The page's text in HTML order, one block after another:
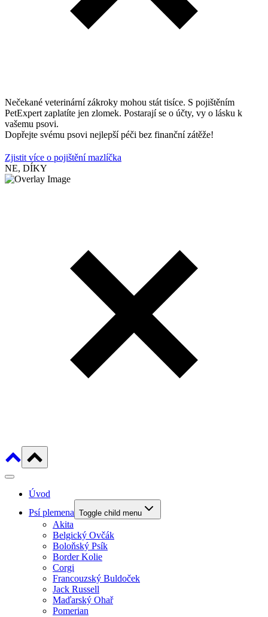
Nečekané veterinární zákroky mohou stát tisíce. S pojištěním
PetExpert zaplatíte jen zlomek. Postarají se o účty, vy o lásku k
vašemu psovi.
Dopřejte svému psovi nejlepší péči bez finanční zátěže!
Zjistit více o pojištění mazlíčka
NE, DÍKY
Úvod
Psí plemena Toggle child menu
Akita
Belgický Ovčák
Boloňský Psík
Border Kolie
Corgi
Francouzský Buldoček
Jack Russell
Maďarský Ohař
Pomerian